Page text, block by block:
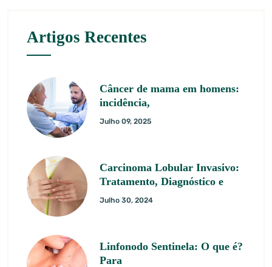
Artigos Recentes
Câncer de mama em homens:
incidência,
Julho 09, 2025
Carcinoma Lobular Invasivo:
Tratamento, Diagnóstico e
Julho 30, 2024
Linfonodo Sentinela: O que é?
Para